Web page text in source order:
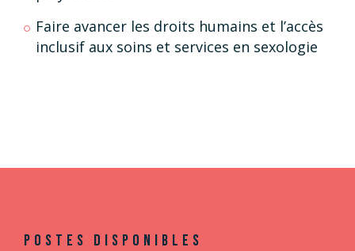
Faire avancer les droits humains et l’accès
inclusif aux soins et services en sexologie
POSTES DISPONIBLES